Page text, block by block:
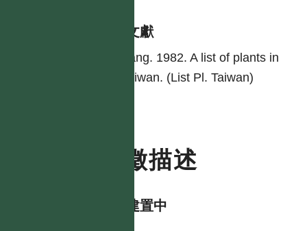
參考文獻
Yang. 1982. A list of plants in
Taiwan. (List Pl. Taiwan)
特徵描述
資料建置中